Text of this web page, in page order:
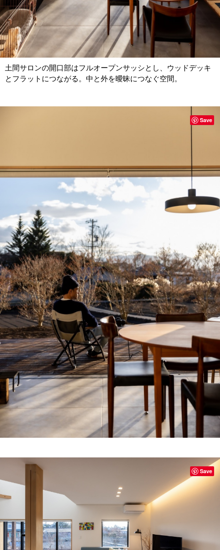
土間サロンの開口部はフルオープンサッシとし、ウッドデッキ
とフラットにつながる。中と外を曖昧につなぐ空間。
Save
Save